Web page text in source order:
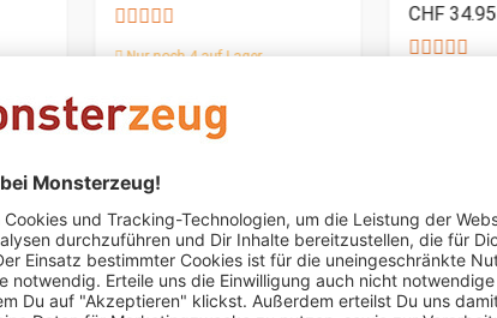
Nur noch 4 auf Lager
CHF 34.95
Das könnte Dir auch gefallen